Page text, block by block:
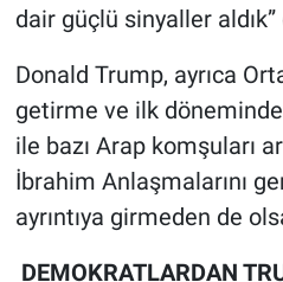
dair güçlü sinyaller aldık”
Donald Trump, ayrıca
getirme ve ilk
ile bazı Arap komşuları
İbrahim Anlaşmalarını
ayrıntıya girmeden de
DEMOKRATLARDAN